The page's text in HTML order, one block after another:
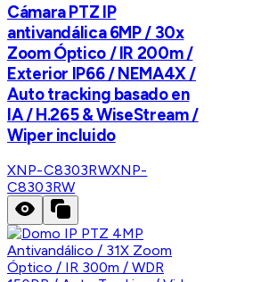
Cámara PTZ IP
antivandálica 6MP / 30x
Zoom Óptico / IR 200m /
Exterior IP66 / NEMA4X /
Auto tracking basado en
IA / H.265 & WiseStream /
Wiper incluido
XNP-C8303RWXNP-
C8303RW